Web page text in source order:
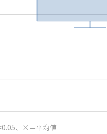
、×＝平均値